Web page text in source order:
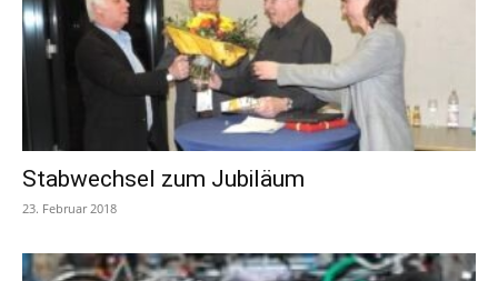
Stabwechsel zum Jubiläum
23. Februar 2018